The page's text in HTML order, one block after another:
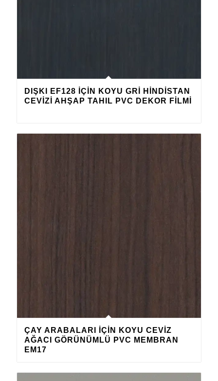
DIŞKI EF128 IÇIN KOYU GRI HINDISTAN
CEVIZI AHŞAP TAHIL PVC DEKOR FILMI
ÇAY ARABALARI IÇIN KOYU CEVIZ
AĞACI GÖRÜNÜMLÜ PVC MEMBRAN
EM17